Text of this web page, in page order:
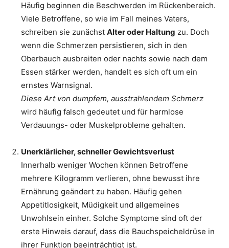
Häufig beginnen die Beschwerden im Rückenbereich.
Viele Betroffene, so wie im Fall meines Vaters,
schreiben sie zunächst Alter oder Haltung zu. Doch
wenn die Schmerzen persistieren, sich in den
Oberbauch ausbreiten oder nachts sowie nach dem
Essen stärker werden, handelt es sich oft um ein
ernstes Warnsignal.
Diese Art von dumpfem, ausstrahlendem Schmerz
wird häufig falsch gedeutet und für harmlose
Verdauungs- oder Muskelprobleme gehalten.
Unerklärlicher, schneller Gewichtsverlust
Innerhalb weniger Wochen können Betroffene
mehrere Kilogramm verlieren, ohne bewusst ihre
Ernährung geändert zu haben. Häufig gehen
Appetitlosigkeit, Müdigkeit und allgemeines
Unwohlsein einher. Solche Symptome sind oft der
erste Hinweis darauf, dass die Bauchspeicheldrüse in
ihrer Funktion beeinträchtigt ist.